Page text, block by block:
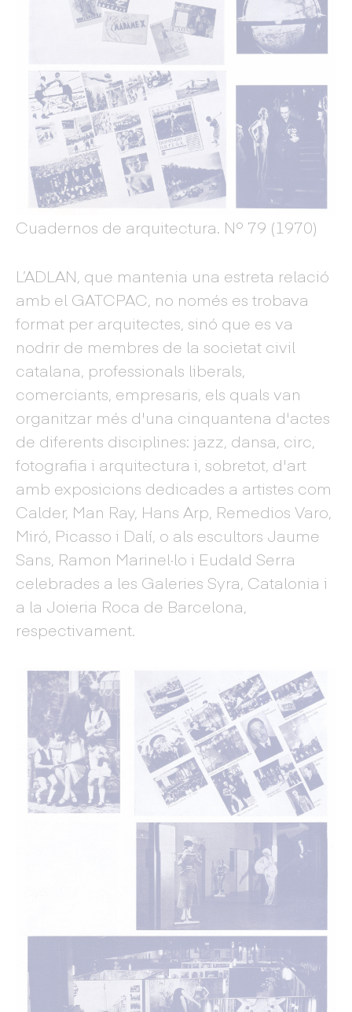
Cuadernos de arquitectura. Nº 79 (1970)
L’ADLAN, que mantenia una estreta relació
amb el GATCPAC, no només es trobava
format per arquitectes, sinó que es va
nodrir de membres de la societat civil
catalana, professionals liberals,
comerciants, empresaris, els quals van
organitzar més d'una cinquantena d'actes
de diferents disciplines: jazz, dansa, circ,
fotografia i arquitectura i, sobretot, d'art
amb exposicions dedicades a artistes com
Calder, Man Ray, Hans Arp, Remedios Varo,
Miró, Picasso i Dalí, o als escultors Jaume
Sans, Ramon Marinel·lo i Eudald Serra
celebrades a les Galeries Syra, Catalonia i
a la Joieria Roca de Barcelona,
respectivament.